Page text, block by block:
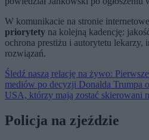
W komunikacie na stronie
priorytety na kolejną kadencję:
ochrona prestiżu i autorytetu lekarzy,
rozwiązań.
Śledź naszą relację na żywo:
mediów po decyzji Donalda Trumpa
USA, którzy mają zostać skierowani
Policja na zjeździe